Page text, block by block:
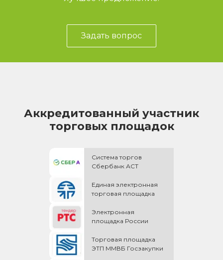
Задать вопрос
Аккредитованный участник
торговых площадок
Система торгов
Сбербанк АСТ
Единая электронная
торговая площадка
Электронная
площадка России
Торговая площадка
ЭТП ММВБ Госзакупки